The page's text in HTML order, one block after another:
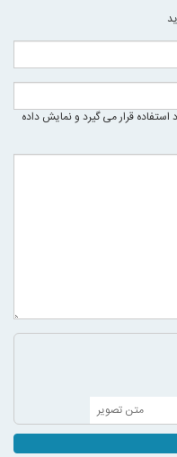
قرار می گیرد و نمایش داده